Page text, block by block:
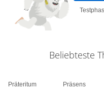
Beliebteste
Präteritum
Präsens